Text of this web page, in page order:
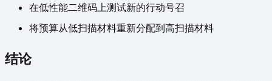
在低性能二维码上测试新的行动号召
将预算从低扫描材料重新分配到高扫描材料
结论